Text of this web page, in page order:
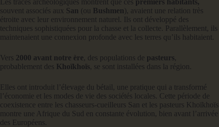
Les traces archéologiques montrent que ces premiers habitants,
souvent associés aux San (ou Bushmen ), avaient une relation très
étroite avec leur environnement naturel. Ils ont développé des
techniques sophistiquées pour la chasse et la collecte. Parallèlement, ils
maintenaient une connexion profonde avec les terres qu’ils habitaient.
Vers 2000 avant notre ère, des populations de pasteurs,
probablement des Khoïkhoïs, se sont installées dans la région.
Elles ont introduit l’élevage du bétail, une pratique qui a transformé
l’économie et les modes de vie des sociétés locales. Cette période de
coexistence entre les chasseurs-cueilleurs San et les pasteurs Khoïkhoïs
montre une Afrique du Sud en constante évolution, bien avant l’arrivée
des Européens.